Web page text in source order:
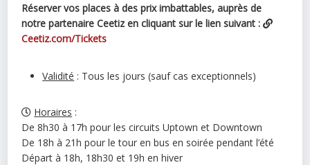
Réserver vos places à des prix imbattables, auprès de
notre partenaire Ceetiz en cliquant sur le lien suivant :
Ceetiz.com/Tickets
Validité : Tous les jours (sauf cas exceptionnels)
Horaires :
De 8h30 à 17h pour les circuits Uptown et Downtown
De 18h à 21h pour le tour en bus en soirée pendant l’été
Départ à 18h, 18h30 et 19h en hiver